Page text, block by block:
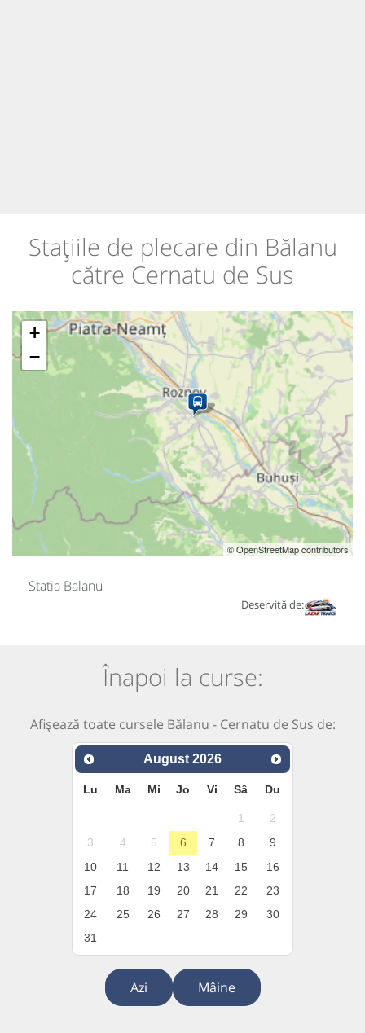
Stațiile de plecare din Bălanu
către Cernatu de Sus
+
−
© OpenStreetMap contributors
Statia Balanu
Deservită de:
Înapoi la curse:
Afișează toate cursele Bălanu - Cernatu de Sus de:
August 2026
Lu Ma Mi Jo Vi Sâ Du
1
2
3
4 5 6 7 8
9
10
11 12 13 14 15
16
17
18 19 20 21 22
23
24
25 26 27 28 29
30
31
Azi Mâine